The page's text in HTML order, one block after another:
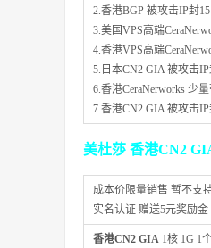
2.香港BGP 被攻击IP封
3.美国VPS高端
4.香港VPS高端
5.日本CN2 GIA 被攻击
6.香港CeraNerworks 少
7.香港CN2 GIA 被攻击
美杜莎 香港CN2
成本价限量销售 暂不支
实名认证 赠送5元奖励金
香港CN2 GIA 1核 1G 1